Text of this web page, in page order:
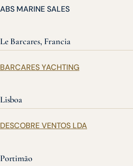
ABS MARINE SALES
Le Barcares, Francia
BARCARES YACHTING
Lisboa
DESCOBRE VENTOS LDA
Portimão